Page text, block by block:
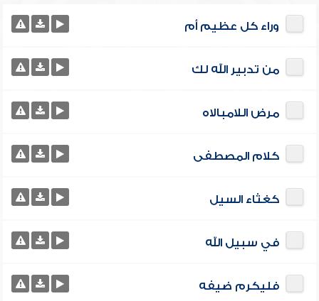
وراء كل عظيم أم
من تدبير الله لك
مرض اللامبالاه
كلام المصطفى
كغثاء السيل
في سبيل الله
فليكرم ضيفه